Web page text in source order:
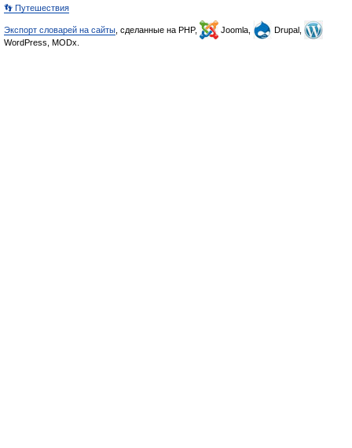
👣 Путешествия
Экспорт словарей на сайты , сделанные на PHP, Joomla,
Drupal,
WordPress, MODx.